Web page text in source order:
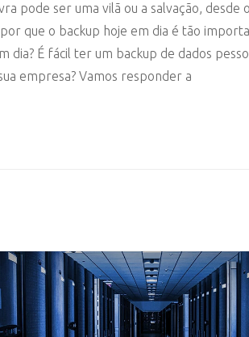
pode ser uma vilã ou a salvação, desde
que o backup hoje em dia é tão
dia? É fácil ter um backup de dados
empresa? Vamos responder a